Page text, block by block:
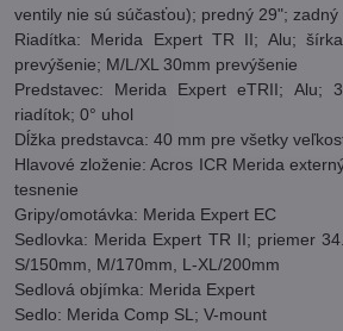
ventily nie sú súčasťou); predný 29"; zadný
Riadítka: Merida Expert TR II; Alu;
prevýšenie; M/L/XL 30mm prevýšenie
Predstavec: Merida Expert eTRII; Alu;
riadítok; 0° uhol
Dĺžka predstavca: 40 mm pre všetky
Hlavové zloženie: Acros ICR Merida
tesnenie
Gripy/omotávka: Merida Expert EC
Sedlovka: Merida Expert TR II; priemer
S/150mm, M/170mm, L-XL/200mm
Sedlová objímka: Merida Expert
Sedlo: Merida Comp SL; V-mount